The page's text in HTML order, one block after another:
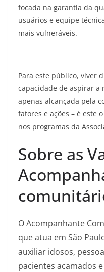
focada na garantia da
usuários e equipe
mais vulneráveis.
Para este público, viver
capacidade de aspirar a
apenas alcançada pela
fatores e ações – é este
nos programas da
Sobre as
O Acompanhante
que atua em São
auxiliar idosos,
pacientes acamados